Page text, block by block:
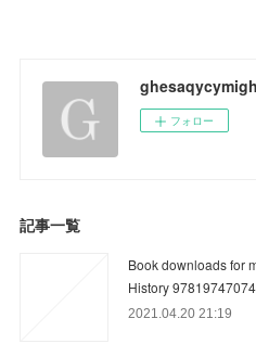
フォロー
記事一覧
Book downloads for
History
2021.04.20 21:19